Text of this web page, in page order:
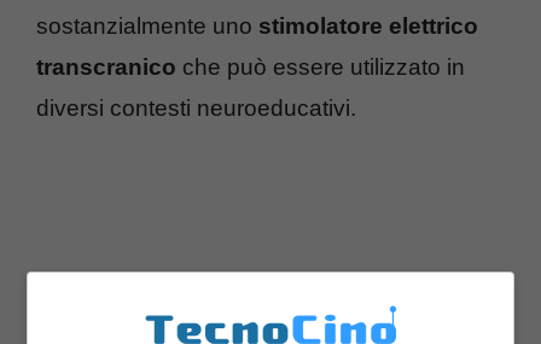
sostanzialmente uno stimolatore elettrico
transcranico che può essere utilizzato in
diversi contesti neuroeducativi.